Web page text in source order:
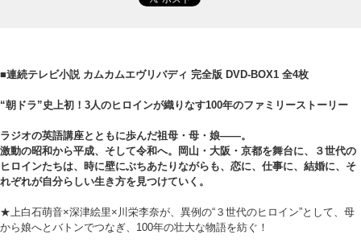
■連続テレビ小説 カムカムエヴリバディ 完全版 DVD-BOX1 全4枚
“朝ドラ”史上初！3人のヒロインが織りなす100年のファミリーストーリー
ラジオの英語講座とともに歩んだ祖母・母・娘――。
激動の昭和から平成、そして令和へ。岡山・大阪・京都を舞台に、３世代の
ヒロインたちは、時に壁にぶちあたりながらも、恋に、仕事に、結婚に、そ
れぞれが自分らしい生き方を見つけていく。
★上白石萌音×深津絵里×川栄李奈が、異例の“３世代のヒロイン”として、母
から娘へとバトンでつなぎ、100年の壮大な物語を紡ぐ！